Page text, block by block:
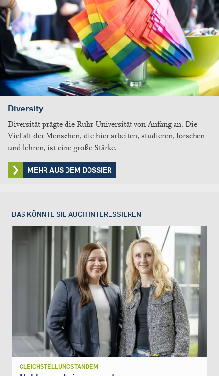
Diversity
Diversität prägte die Ruhr-Universität von Anfang an. Die
Vielfalt der Menschen, die hier arbeiten, studieren, forschen
und lehren, ist eine große Stärke.
MEHR AUS DEM DOSSIER
DAS KÖNNTE SIE AUCH INTERESSIEREN
GLEICHSTELLUNGSTANDEM